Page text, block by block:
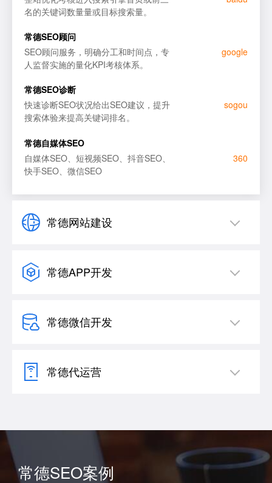
SEO顾问服务 谷歌
短视频SEO优化搜狗
名的关键词数量量或目标搜索量。
常德SEO顾问
google
SEO顾问服务，明确分工和时间点，专
人监督实施的量化KPI考核体系。
常德SEO诊断
sogou
快速诊断SEO状况给出SEO建议，提升
搜索体验来提高关键词排名。
常德自媒体SEO
360
自媒体SEO、短视频SEO、抖音SEO、
快手SEO、微信SEO
常德网站建设
常德APP开发
常德微信开发
常德代运营
常德SEO案例